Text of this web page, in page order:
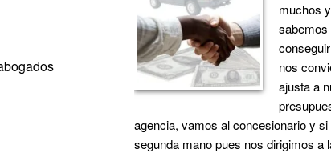
muchos
sabemos
nos
ajusta a
agencia, vamos al concesionario y si
segunda mano pues nos dirigimos a